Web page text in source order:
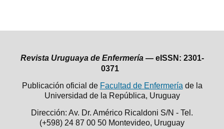
Revista Uruguaya de Enfermería — eISSN: 2301-
0371
Publicación oficial de Facultad de Enfermería de la
Universidad de la República, Uruguay
Dirección: Av. Dr. Américo Ricaldoni S/N - Tel.
(+598) 24 87 00 50 Montevideo, Uruguay